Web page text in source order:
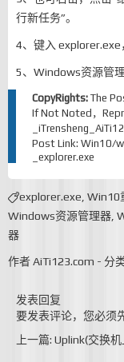
行新任务”。
4、键入 explorer.exe
5、Windows资源管
CopyRights: The
If Not Noted，
Post Link: Win10/
_explorer.exe
explorer.exe Win10
Windows资源管理器
器
作者AiTi123.com - 分
发表回复
要发表评论，您必须
上一篇: Uplink(交换